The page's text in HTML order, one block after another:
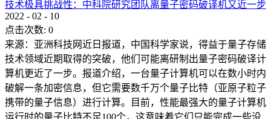
技术极具挑战性：中科院研究团队离量子密码破译机又近一步
2022 - 02 - 10
点击次数: 0
来源：亚洲科技网近日报道，中国科学家说，得益于量子存储
技术领域近期取得的突破，他们可能离研制出量子密码破译计
算机更近了一步。报道介绍，一台量子计算机可以在数小时内
破解一条加密信息，但它需要数千万个量子比特（亚原子粒子
携带的量子信息）进行计算。目前，性能最强大的量子计算机
运行时的量子比特不足100个，这意味着它们只能完成一些没